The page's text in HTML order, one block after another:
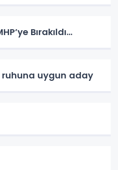
Bırakıldı…
ruhuna uygun aday